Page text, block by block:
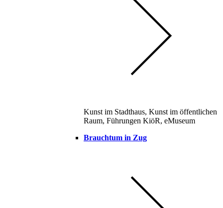
Kunst im Stadthaus, Kunst im öffentlichen
Raum, Führungen KiöR, eMuseum
Brauchtum in Zug